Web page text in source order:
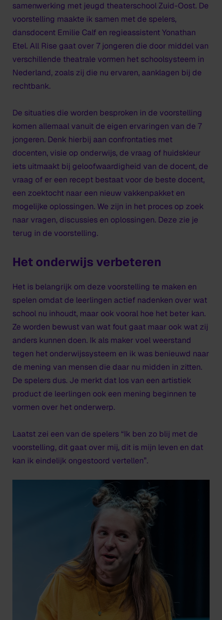
samenwerking met jeugd theaterschool Zuid-Oost. De
voorstelling maakte ik samen met de spelers,
dansdocent Emilie Calf en regieassistent Yonathan
Etel.All Rise gaat over 7 jongeren die door middel van
verschillende theatrale vormen het schoolsysteem in
Nederland, zoals zij die nu ervaren, aanklagen bij de
rechtbank.
De situaties die worden besproken in de voorstelling
komen allemaal vanuit de eigen ervaringen van de 7
jongeren. Denk hierbij aan confrontaties met
docenten, visie op onderwijs, de vraag of huidskleur
iets uitmaakt bij geloofwaardigheid van de docent, de
vraag of er een recept bestaat voor de beste docent,
een zoektocht naar een nieuw vakkenpakket en
mogelijke oplossingen. We zijn in het proces op zoek
naar vragen, discussies en oplossingen. Deze zie je
terug in de voorstelling.
Het onderwijs verbeteren
Het is belangrijk om deze voorstelling te maken en
spelen omdat de leerlingen actief nadenken over wat
school nu inhoudt, maar ook vooral hoe het beter kan.
Ze worden bewust van wat fout gaat maar ook wat zij
anders kunnen doen. Ik als maker voel weerstand
tegen het onderwijssysteem en ik was benieuwd naar
de mening van mensen die daar nu midden in zitten.
De spelers dus. Je merkt dat los van een artistiek
product de leerlingen ook een mening beginnen te
vormen over het onderwerp.
Laatst zei een van de spelers “Ik ben zo blij met de
voorstelling, dit gaat over mij, dit is mijn leven en dat
kan ik eindelijk ongestoord vertellen”.